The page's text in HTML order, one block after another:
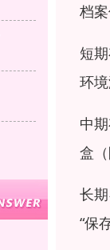
档
短
环
中
盒
长
“保